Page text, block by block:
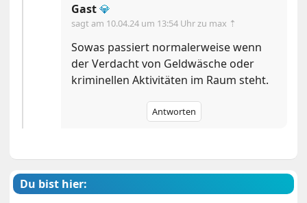
Gast💎
sagt am 10.04.24 um 13:54 Uhrzu max ⇡
Sowas passiert normalerweise wenn
der Verdacht von Geldwäsche oder
kriminellen Aktivitäten im Raum steht.
Antworten
Du bist hier: